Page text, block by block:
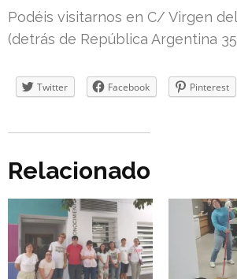
Podéis visitarnos en C/ Virgen
(detrás de República Argentina
Twitter Facebook Pinterest
Relacionado